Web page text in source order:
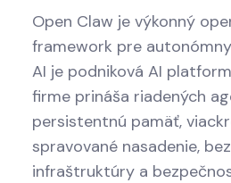
Open Claw je výkonný
framework pre
AI je podniková AI
firme prináša riadených
persistentnú pamäť,
spravované nasadenie,
infraštruktúry a